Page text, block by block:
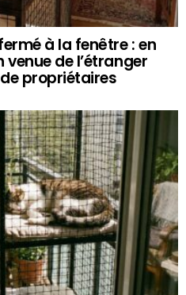
à la fenêtre : en
de l’étranger
propriétaires